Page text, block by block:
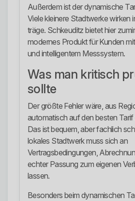
Außerdem ist der dynamische
Viele kleinere Stadtwerke wirken
träge. Schkeuditz bietet hier
modernes Produkt für Kunden
und intelligentem Messsystem.
Was man kritisch
sollte
Der größte Fehler wäre, aus
automatisch auf den besten
Das ist bequem, aber fachlich
lokales Stadtwerk muss sich an
Vertragsbedingungen,
echter Passung zum eigenen
lassen.
Besonders beim dynamischen